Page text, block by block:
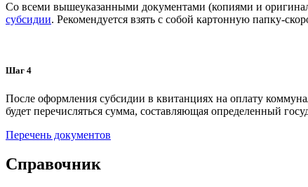
Со всеми вышеуказанными документами (копиями и
субсидии. Рекомендуется взять с собой картонную папку-
Шаг 4
После оформления субсидии в квитанциях на оплату
будет перечисляться сумма, составляющая определенный
Перечень документов
Справочник